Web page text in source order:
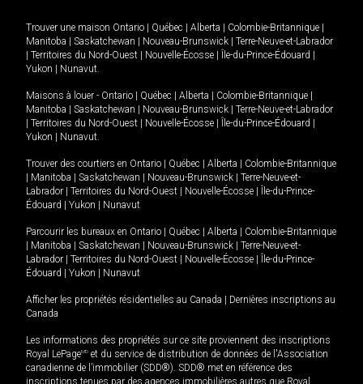
Trouver une maison Ontario Québec Alberta Colombie-Britannique
Manitoba
Saskatchewan Nouveau-Brunswick
Terre-Neuve-et-Labrador
Territoires du Nord-Ouest Nouvelle-Écosse Île-du-Prince-Édouard
Yukon
Nunavut.
Maisons à louer - Ontario Québec Alberta Colombie-Britannique
Manitoba
Saskatchewan Nouveau-Brunswick
Terre-Neuve-et-Labrador
Territoires du Nord-Ouest Nouvelle-Écosse Île-du-Prince-Édouard
Yukon
Nunavut.
Trouver des courtiers en Ontario Québec Alberta
Colombie-Britannique
Manitoba Saskatchewan Nouveau-Brunswick
Terre-Neuve-et-
Labrador
Territoires du Nord-Ouest Nouvelle-Écosse
Île-du-Prince-
Édouard
Yukon Nunavut
Parcourir les bureaux en Ontario Québec Alberta
Colombie-Britannique
Manitoba Saskatchewan Nouveau-Brunswick
Terre-Neuve-et-
Labrador
Territoires du Nord-Ouest Nouvelle-Écosse
Île-du-Prince-
Édouard
Yukon Nunavut
Afficher les propriétés résidentielles au Canada
Dernières inscriptions au
Canada
Les informations des propriétés sur ce site proviennent des inscriptions
Royal LePageMD et du service de distribution de données de l'Association
canadienne de l’immobilier (SDD®). SDD® met en référence des